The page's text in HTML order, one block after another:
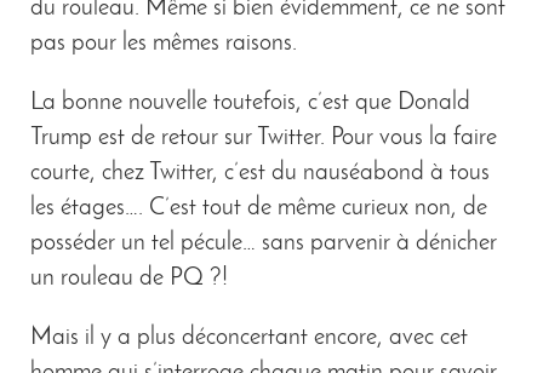
du rouleau. Même si bien évidemment, ce ne sont
pas pour les mêmes raisons.
La bonne nouvelle toutefois, c’est que Donald
Trump est de retour sur Twitter. Pour vous la faire
courte, chez Twitter, c’est du nauséabond à tous
les étages…. C’est tout de même curieux non, de
posséder un tel pécule… sans parvenir à dénicher
un rouleau de PQ ?!
Mais il y a plus déconcertant encore, avec cet